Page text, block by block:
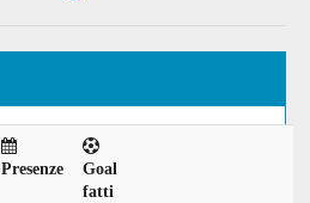
Presenze
Goal
fatti